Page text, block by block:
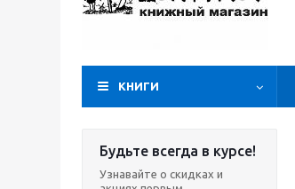
КНИГИ
Будьте всегда в курсе!
Узнавайте о скидках и